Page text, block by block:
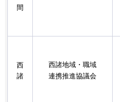
間
西
諸
西諸地域・職域
連携推進協議会